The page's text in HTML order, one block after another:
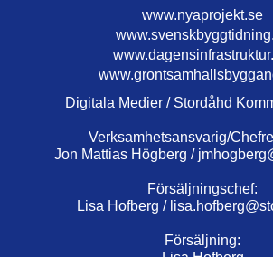
www.nyaprojekt.se
Digitala Medier / Stordåhd
Verksamhetsansvarig/
Jon Mattias Högberg /
Försäljningschef:
Lisa Hofberg /
Försäljning: